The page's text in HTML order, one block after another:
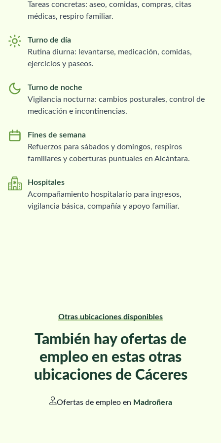
Tareas concretas: aseo, comidas, compras, citas
médicas, respiro familiar.
Turno de día
Rutina diurna: levantarse, medicación, comidas,
ejercicios y paseos.
Turno de noche
Vigilancia nocturna: cambios posturales, control de
medicación e incontinencias.
Fines de semana
Refuerzos para sábados y domingos, respiros
familiares y coberturas puntuales en Alcántara.
Hospitales
Acompañamiento hospitalario para ingresos,
vigilancia básica, compañía y apoyo familiar.
Otras ubicaciones disponibles
También hay ofertas de
empleo en estas otras
ubicaciones de Cáceres
Ofertas de empleo en Madroñera